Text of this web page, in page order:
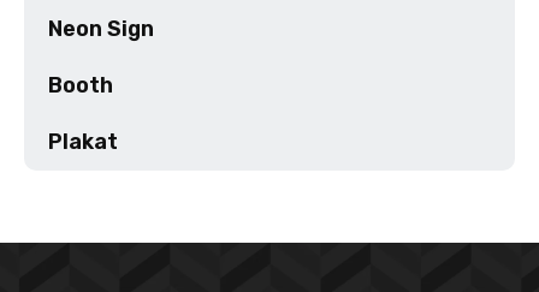
Neon Sign
Booth
Plakat